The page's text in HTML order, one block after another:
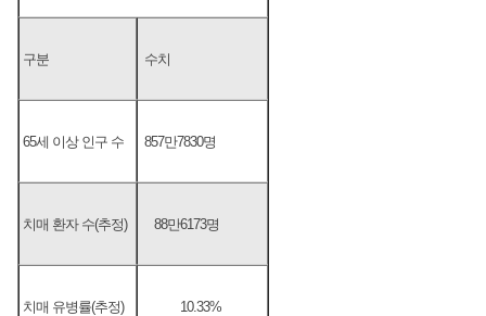
구분 수치
65세 이상 인구 수 857만7830명
치매 환자 수(추정) 88만6173명
치매 유병률(추정) 10.33%